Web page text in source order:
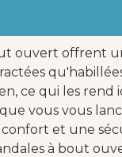
ouvert offrent
ce qui les rend
vous vous
et une
à bout